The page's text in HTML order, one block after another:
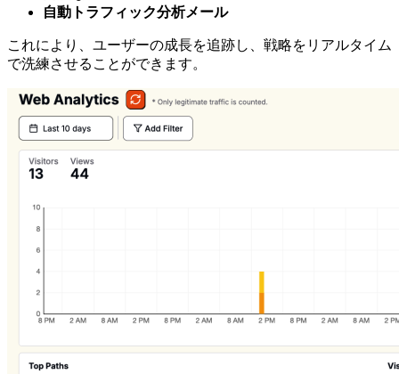
自動トラフィック分析メール
これにより、ユーザーの成長を追跡し、戦略をリアルタイム
で洗練させることができます。